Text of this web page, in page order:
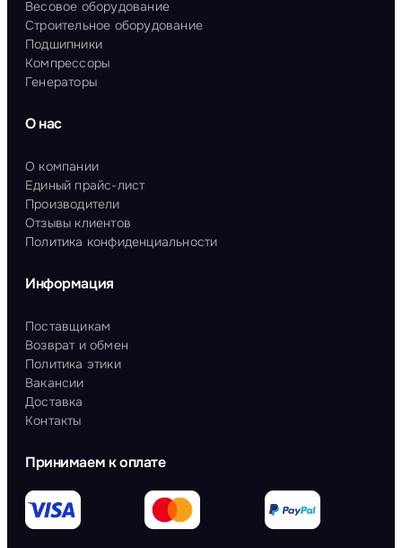
Весовое оборудование
Строительное оборудование
Подшипники
Компрессоры
Генераторы
О нас
О компании
Единый прайс-лист
Производители
Отзывы клиентов
Политика конфиденциальности
Информация
Поставщикам
Возврат и обмен
Политика этики
Вакансии
Доставка
Контакты
Принимаем к оплате